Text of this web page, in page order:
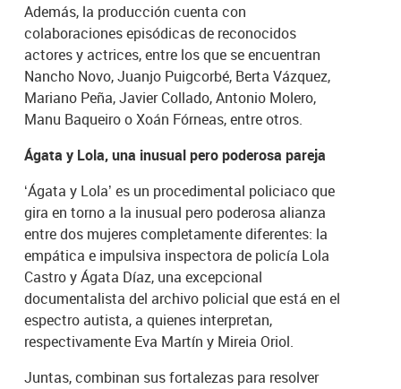
Además, la producción cuenta con
colaboraciones episódicas de reconocidos
actores y actrices, entre los que se encuentran
Nancho Novo, Juanjo Puigcorbé, Berta Vázquez,
Mariano Peña, Javier Collado, Antonio Molero,
Manu Baqueiro o Xoán Fórneas, entre otros.
Ágata y Lola, una inusual pero poderosa pareja
‘Ágata y Lola’ es un procedimental policiaco que
gira en torno a la inusual pero poderosa alianza
entre dos mujeres completamente diferentes: la
empática e impulsiva inspectora de policía Lola
Castro y Ágata Díaz, una excepcional
documentalista del archivo policial que está en el
espectro autista, a quienes interpretan,
respectivamente Eva Martín y Mireia Oriol.
Juntas, combinan sus fortalezas para resolver